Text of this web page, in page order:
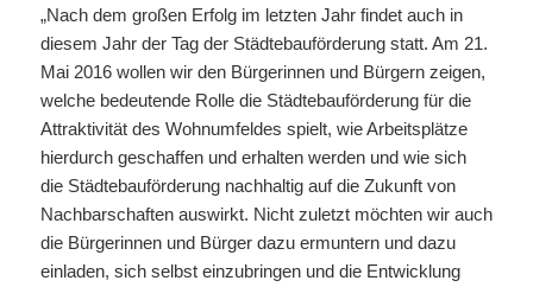
„Nach dem großen Erfolg im letzten Jahr findet auch in
diesem Jahr der Tag der Städtebauförderung statt. Am 21.
Mai 2016 wollen wir den Bürgerinnen und Bürgern zeigen,
welche bedeutende Rolle die Städtebauförderung für die
Attraktivität des Wohnumfeldes spielt, wie Arbeitsplätze
hierdurch geschaffen und erhalten werden und wie sich
die Städtebauförderung nachhaltig auf die Zukunft von
Nachbarschaften auswirkt. Nicht zuletzt möchten wir auch
die Bürgerinnen und Bürger dazu ermuntern und dazu
einladen, sich selbst einzubringen und die Entwicklung